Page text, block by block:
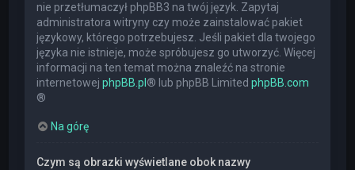
nie przetłumaczył phpBB3 na twój język. Zapytaj
administratora witryny czy może zainstalować pakiet
językowy, którego potrzebujesz. Jeśli pakiet dla twojego
języka nie istnieje, może spróbujesz go utworzyć. Więcej
informacji na ten temat można znaleźć na stronie
internetowejphpBB.pl ® lub phpBB LimitedphpBB.com
®
Na górę
Czym są obrazki wyświetlane obok nazwy